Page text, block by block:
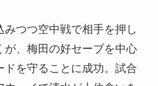
つつ空中戦で相手を押し
が、梅田の好セーブを中心
ドを守ることに成功。試合